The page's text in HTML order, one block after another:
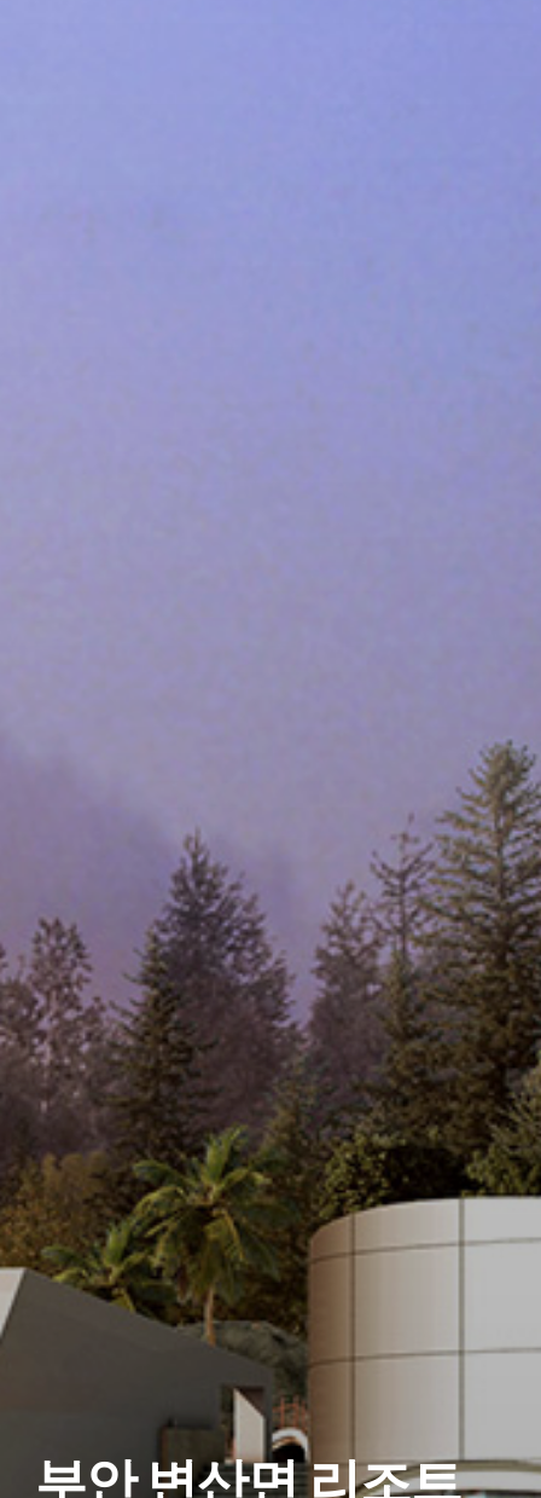
부안 변산면 리조트